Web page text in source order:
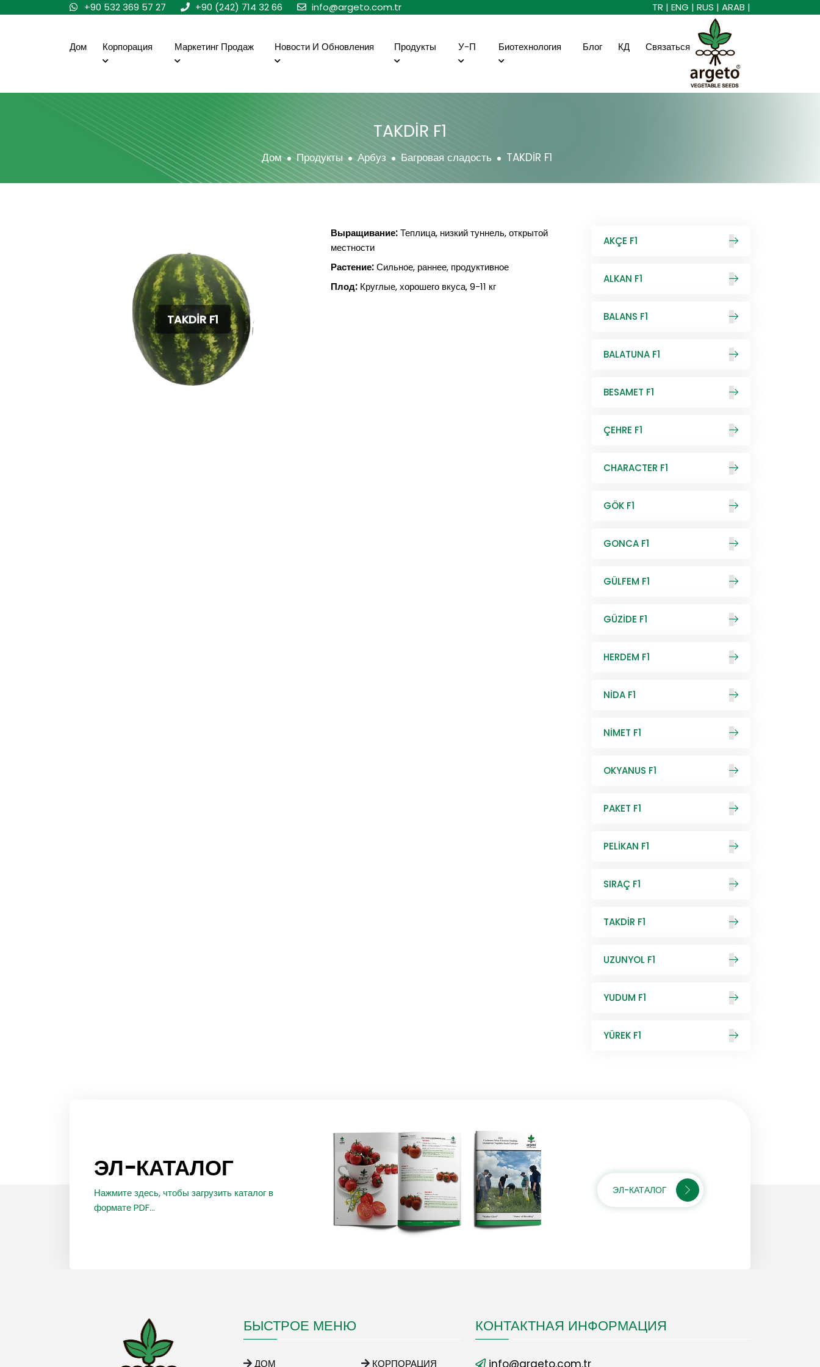
+90 532 369 57 27 +90 (242) 714 32 66 info@argeto.com.tr TR | ENG | RUS | ARAB |
Дом Корпорация Маркетинг Продаж Новости И Обновления Продукты У-П Биотехнология Блог КД Связаться
TAKDİR F1
Дом Продукты Арбуз Багровая сладость TAKDİR F1
TAKDİR F1
Выращивание:Теплица, низкий туннель, открытой
местности
Растение:Сильное, раннее, продуктивное
Плод:Круглые, хорошего вкуса, 9-11 кг
AKÇE F1
ALKAN F1
BALANS F1
BALATUNA F1
BESAMET F1
ÇEHRE F1
CHARACTER F1
GÖK F1
GONCA F1
GÜLFEM F1
GÜZİDE F1
HERDEM F1
NİDA F1
NİMET F1
OKYANUS F1
PAKET F1
PELİKAN F1
SIRAÇ F1
TAKDİR F1
UZUNYOL F1
YUDUM F1
YÜREK F1
ЭЛ-КАТАЛОГ
Нажмите здесь, чтобы загрузить каталог в
формате PDF...
ЭЛ-КАТАЛОГ
БЫСТРОЕ МЕНЮ
ДОМ КОРПОРАЦИЯ
КОНТАКТНАЯ ИНФОРМАЦИЯ